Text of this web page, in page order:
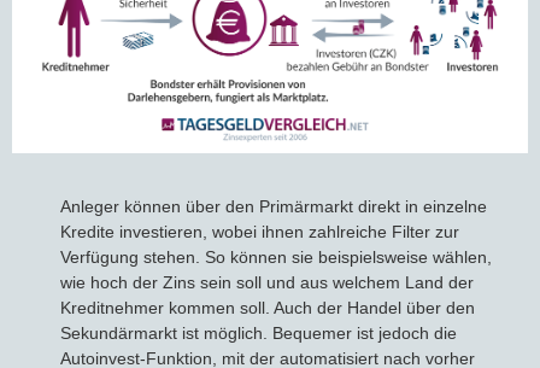
Anleger können über den Primärmarkt direkt in einzelne
Kredite investieren, wobei ihnen zahlreiche Filter zur
Verfügung stehen. So können sie beispielsweise wählen,
wie hoch der Zins sein soll und aus welchem Land der
Kreditnehmer kommen soll. Auch der Handel über den
Sekundärmarkt ist möglich. Bequemer ist jedoch die
Autoinvest-Funktion, mit der automatisiert nach vorher